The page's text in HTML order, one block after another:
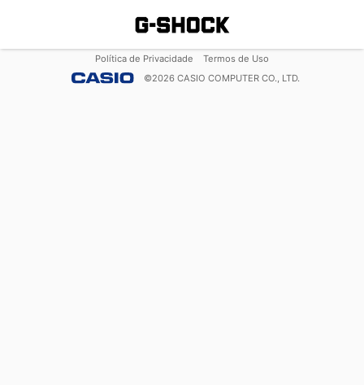
Política de Privacidade
Termos de Uso
©2026 CASIO COMPUTER CO., LTD.